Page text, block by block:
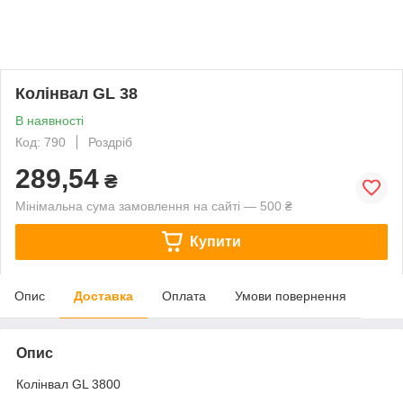
Колінвал GL 38
В наявності
Код: 790
Роздріб
289,54 ₴
Мінімальна сума замовлення на сайті — 500 ₴
Купити
Опис Доставка Оплата Умови повернення
Опис
Колінвал GL 3800